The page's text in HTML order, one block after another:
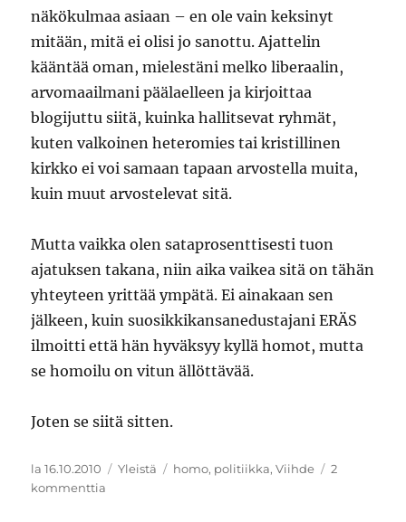
näkökulmaa asiaan – en ole vain keksinyt
mitään, mitä ei olisi jo sanottu. Ajattelin
kääntää oman, mielestäni melko liberaalin,
arvomaailmani päälaelleen ja kirjoittaa
blogijuttu siitä, kuinka hallitsevat ryhmät,
kuten valkoinen heteromies tai kristillinen
kirkko ei voi samaan tapaan arvostella muita,
kuin muut arvostelevat sitä.
Mutta vaikka olen sataprosenttisesti tuon
ajatuksen takana, niin aika vaikea sitä on tähän
yhteyteen yrittää ympätä. Ei ainakaan sen
jälkeen, kuin suosikkikansanedustajani ERÄS
ilmoitti että hän hyväksyy kyllä homot, mutta
se homoilu on vitun ällöttävää.
Joten se siitä sitten.
Julkaistu
la 16.10.2010 Kategoriat
Yleistä Avainsanat
homo, politiikka,Viihde
2
kommenttia